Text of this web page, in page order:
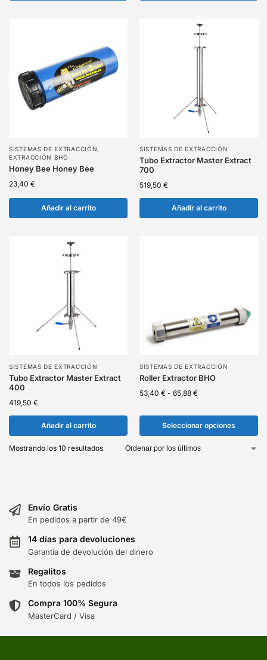
SISTEMAS DE EXTRACCIÓN,
EXTRACCIÓN BHO
Honey Bee Honey Bee
23,40 €
Añadir al carrito
SISTEMAS DE EXTRACCIÓN
Tubo Extractor Master Extract
700
519,50 €
Añadir al carrito
SISTEMAS DE EXTRACCIÓN
Tubo Extractor Master Extract
400
419,50 €
Añadir al carrito
SISTEMAS DE EXTRACCIÓN
Roller Extractor BHO
53,40 € - 65,88 €
Seleccionar opciones
Mostrando los 10 resultados
Envío Gratis
En pedidos a partir de 49€
14 días para devoluciones
Garantía de devolución del dinero
Regalitos
En todos los pedidos
Compra 100% Segura
MasterCard / Visa